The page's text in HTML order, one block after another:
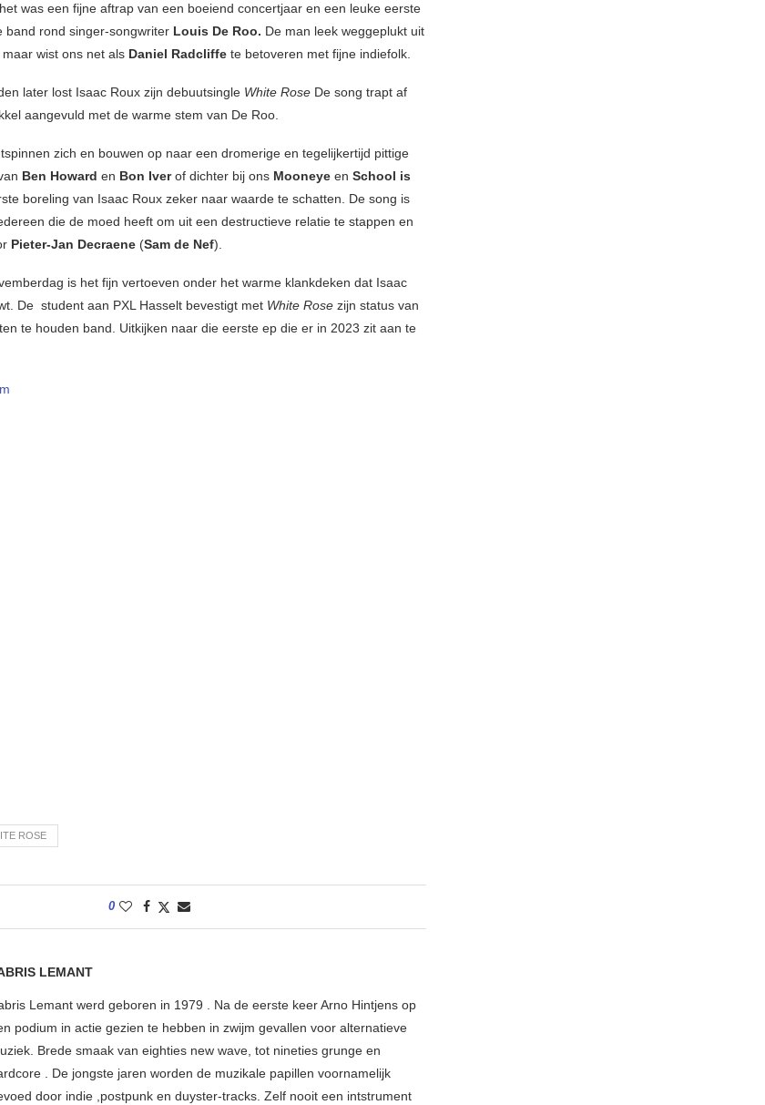
was een fijne aftrap van een boeiend concertjaar en een leuke eerste
band rond singer-songwriter Louis De Roo. De man leek weggeplukt uit
wist ons net als Daniel Radcliffe te betoveren met fijne indiefolk.
later lost Isaac Roux zijn debuutsingle White Rose De song trapt af
aangevuld met de warme stem van De Roo.
zich en bouwen op naar een dromerige en tegelijkertijd pittige
Ben Howard en Bon Iverof dichter bij ons Mooneye en School is
boreling van Isaac Roux zeker naar waarde te schatten. De song is
die de moed heeft om uit een destructieve relatie te stappen en
Pieter-Jan Decraene (Sam de Nef).
is het fijn vertoeven onder het warme klankdeken dat Isaac
De student aan PXL Hasselt bevestigt met White Rose zijn status van
te houden band. Uitkijken naar die eerste ep die er in 2023 zit aan te
ROSE
0
LEMANT
Lemant werd geboren in 1979 . Na de eerste keer Arno Hintjens op
podium in actie gezien te hebben in zwijm gevallen voor alternatieve
Brede smaak van eighties new wave, tot nineties grunge en
. De jongste jaren worden de muzikale papillen voornamelijk
door indie ,postpunk en duyster-tracks. Zelf nooit een intstrument